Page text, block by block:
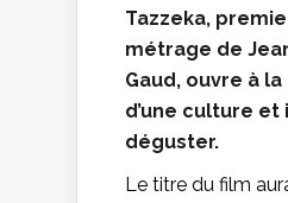
Tazzeka,
métrage de
Gaud, ouvre à
d’une culture et
déguster.
Le titre du film